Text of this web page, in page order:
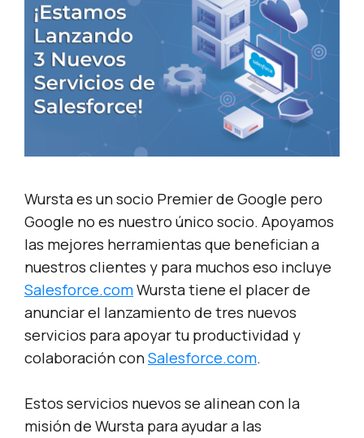
Wursta es un socio Premier de Google pero
Google no es nuestro único socio. Apoyamos
las mejores herramientas que benefician a
nuestros clientes y para muchos eso incluye
Salesforce.comWursta tiene el placer de
anunciar el lanzamiento de tres nuevos
servicios para apoyar tu productividad y
colaboración conSalesforce.com.
Estos servicios nuevos se alinean con la
misión de Wursta para ayudar a las